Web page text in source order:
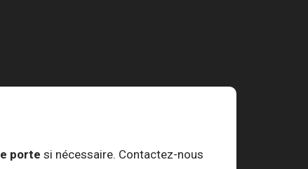
porte si nécessaire. Contactez-nous